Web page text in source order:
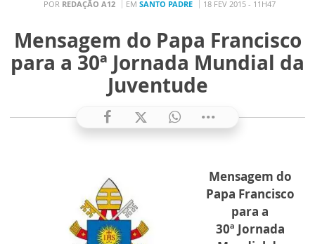
POR REDAÇÃO A12 EM SANTO PADRE 18 FEV 2015 - 11H47
Mensagem do Papa Francisco
para a 30ª Jornada Mundial da
Juventude
Mensagem do
Papa Francisco
para a
30ª Jornada